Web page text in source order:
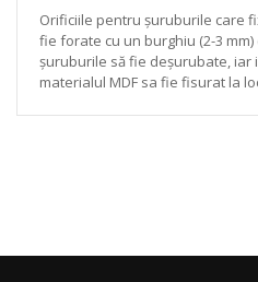
Orificiile pentru șuruburile care
fie forate cu un burghiu (2-3
șuruburile să fie deșurubate,
materialul MDF sa fie fisurat la